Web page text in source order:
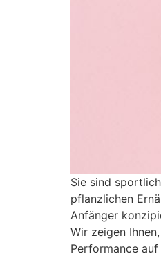
Sie sind
pflanzlichen
Anfänger
Wir zeigen
Performance